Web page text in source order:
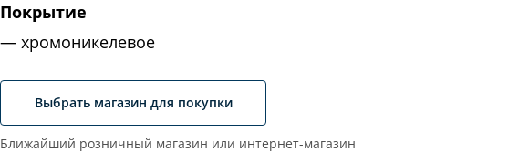
Покрытие
хромоникелевое
Выбрать магазин для покупки
Ближайший розничный магазин или интернет-магазин